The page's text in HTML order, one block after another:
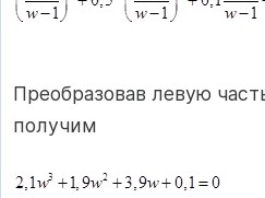
Преобразовав левую
получим